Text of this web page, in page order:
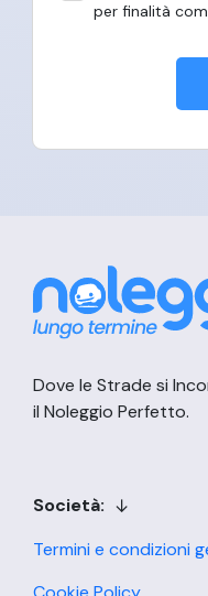
per finalità
Dove le Strade si
il Noleggio Perfetto.
Società:
Termini e condizioni